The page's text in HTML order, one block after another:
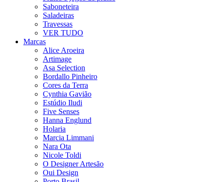
Saboneteira
Saladeiras
Travessas
VER TUDO
Marcas
Alice Aroeira
Artimage
Asa Selection
Bordallo Pinheiro
Cores da Terra
Cynthia Gavião
Estúdio Iludi
Five Senses
Hanna Englund
Holaria
Marcia Limmani
Nara Ota
Nicole Toldi
O Designer Artesão
Oui Design